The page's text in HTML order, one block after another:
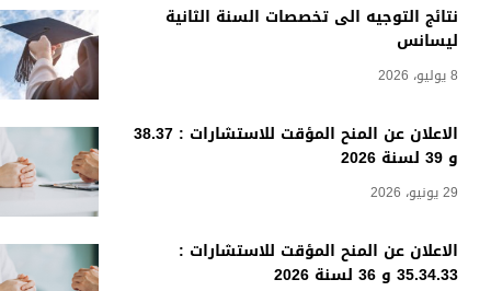
نتائج التوجيه الى تخصصات السنة الثانية
ليسانس
8 يوليو، 2026
الاعلان عن المنح المؤقت للاستشارات : 38.37
و 39 لسنة 2026
29 يونيو، 2026
الاعلان عن المنح المؤقت للاستشارات :
35.34.33 و 36 لسنة 2026